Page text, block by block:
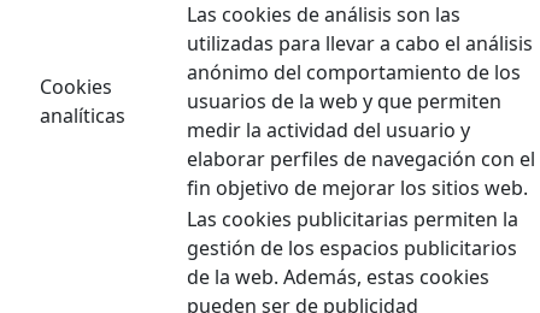
Cookies
analíticas
Las cookies de análisis son las
utilizadas para llevar a cabo el análisis
anónimo del comportamiento de los
usuarios de la web y que permiten
medir la actividad del usuario y
elaborar perfiles de navegación con el
fin objetivo de mejorar los sitios web.
Las cookies publicitarias permiten la
gestión de los espacios publicitarios
de la web. Además, estas cookies
pueden ser de publicidad